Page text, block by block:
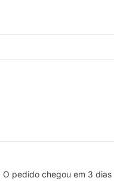
pedido chegou em 3